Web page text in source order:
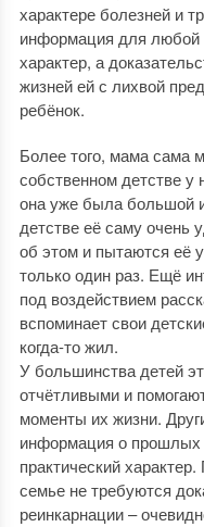
характере болезней и
информация для любой
характер, а
жизней ей с лихвой
ребёнок.
Более того, мама сама
собственном детстве
она уже была большой
детстве её саму очень
об этом и пытаются её
только один раз. Ещё
под воздействием
вспоминает свои
когда-то жил.
У большинства детей
отчётливыми и
моменты их жизни.
информация о прошлых
практический
семье не требуются
реинкарнации –